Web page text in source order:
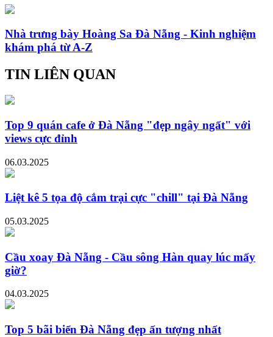
Nhà trưng bày Hoàng Sa Đà Nẵng - Kinh nghiệm
khám phá từ A-Z
TIN LIÊN QUAN
Top 9 quán cafe ở Đà Nẵng "đẹp ngây ngất" với
views cực đỉnh
06.03.2025
Liệt kê 5 tọa độ cắm trại cực "chill" tại Đà Nẵng
05.03.2025
Cầu xoay Đà Nẵng - Cầu sông Hàn quay lúc mấy
giờ?
04.03.2025
Top 5 bãi biển Đà Nẵng đẹp ấn tượng nhất